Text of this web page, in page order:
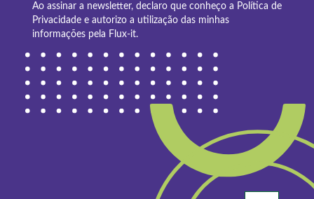
Ao assinar a newsletter, declaro que conheço a Política de
Privacidade e autorizo a utilização das minhas
informações pela Flux-it.